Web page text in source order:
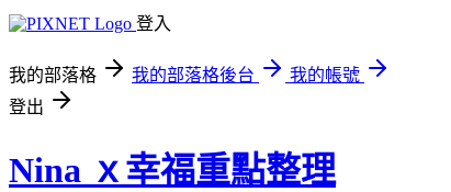
登入
我的部落格 我的部落格後台
我的帳號
登出
Nina ｘ幸福重點整理